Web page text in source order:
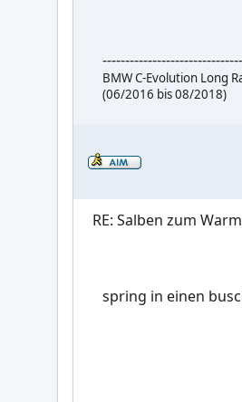
BMW C-Evolution Long
(06/2016 bis 08/2018)
RE: Salben zum
spring in einen